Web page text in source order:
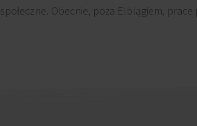
Obecnie, poza Elblągiem,